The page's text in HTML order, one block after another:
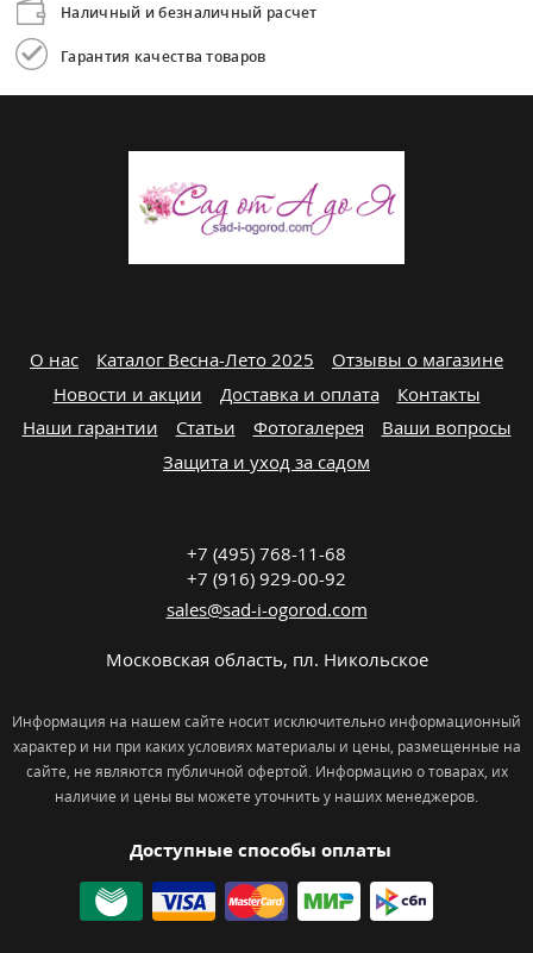
Наличный и безналичный расчет
Гарантия качества товаров
О нас Каталог Весна-Лето 2025
Отзывы о магазине
Новости и акции
Доставка и оплата
Контакты
Наши гарантии
Статьи Фотогалерея
Ваши вопросы
Защита и уход за садом
Доступные способы оплаты
+7 (495) 768-11-68
+7 (916) 929-00-92
sales@sad-i-ogorod.com
Московская область, пл. Никольcкое
Информация на нашем сайте носит исключительно информационный
характер и ни при каких условиях материалы и цены, размещенные на
сайте, не являются публичной офертой. Информацию о товарах, их
наличие и цены вы можете уточнить у наших менеджеров.